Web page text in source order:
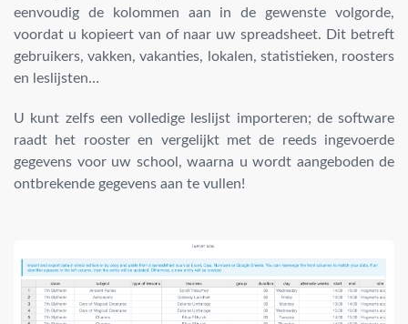
eenvoudig de kolommen aan in de gewenste volgorde,
voordat u kopieert van of naar uw spreadsheet. Dit betreft
gebruikers, vakken, vakanties, lokalen, statistieken, roosters
en leslijsten…
U kunt zelfs een volledige leslijst importeren; de software
raadt het rooster en vergelijkt met de reeds ingevoerde
gegevens voor uw school, waarna u wordt aangeboden de
ontbrekende gegevens aan te vullen!